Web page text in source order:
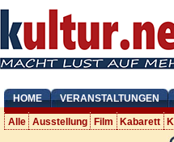
HOME VERANSTALTUNGEN
Alle Ausstellung Film Kabarett